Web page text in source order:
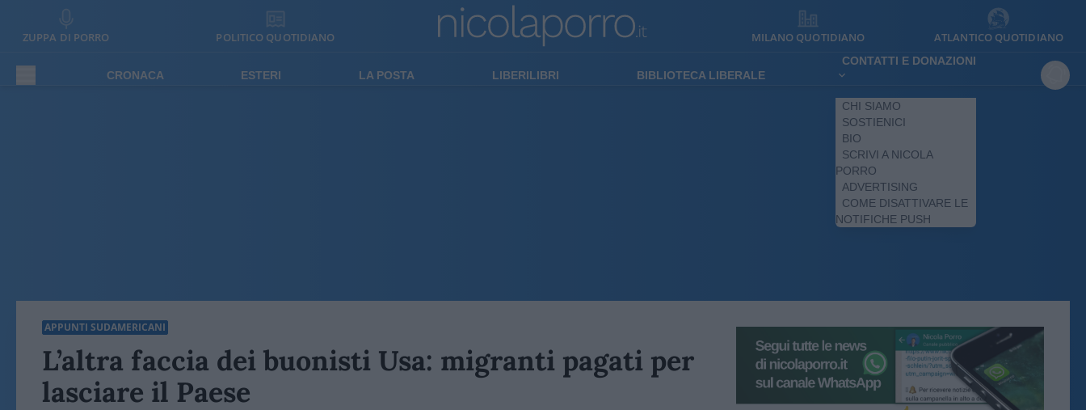
ZUPPA DI PORRO POLITICO QUOTIDIANO MILANO QUOTIDIANO ATLANTICO QUOTIDIANO
CRONACA ESTERI LA POSTA LIBERILIBRI BIBLIOTECA LIBERALE
CONTATTI E DONAZIONI
CHI SIAMO
SOSTIENICI
BIO
SCRIVI A NICOLA
PORRO
ADVERTISING
COME DISATTIVARE LE
NOTIFICHE PUSH
APPUNTI SUDAMERICANI
L’altra faccia dei buonisti Usa: migranti pagati per
lasciare il Paese